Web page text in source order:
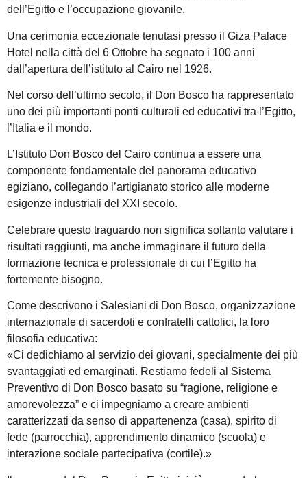
dell’Egitto e l’occupazione giovanile.
Una cerimonia eccezionale tenutasi presso il Giza Palace
Hotel nella città del 6 Ottobre ha segnato i 100 anni
dall’apertura dell’istituto al Cairo nel 1926.
Nel corso dell’ultimo secolo, il Don Bosco ha rappresentato
uno dei più importanti ponti culturali ed educativi tra l’Egitto,
l’Italia e il mondo.
L’Istituto Don Bosco del Cairo continua a essere una
componente fondamentale del panorama educativo
egiziano, collegando l’artigianato storico alle moderne
esigenze industriali del XXI secolo.
Celebrare questo traguardo non significa soltanto valutare i
risultati raggiunti, ma anche immaginare il futuro della
formazione tecnica e professionale di cui l’Egitto ha
fortemente bisogno.
Come descrivono i Salesiani di Don Bosco, organizzazione
internazionale di sacerdoti e confratelli cattolici, la loro
filosofia educativa:
«Ci dedichiamo al servizio dei giovani, specialmente dei più
svantaggiati ed emarginati. Restiamo fedeli al Sistema
Preventivo di Don Bosco basato su “ragione, religione e
amorevolezza” e ci impegniamo a creare ambienti
caratterizzati da senso di appartenenza (casa), spirito di
fede (parrocchia), apprendimento dinamico (scuola) e
interazione sociale partecipativa (cortile).»